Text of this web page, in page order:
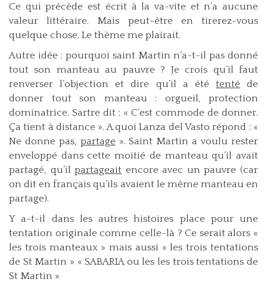
Ce qui précède est écrit à la va-vite et n’a aucune
valeur littéraire. Mais peut-être en tirerez-vous
quelque chose. Le thème me plairait.
Autre idée : pourquoi saint Martin n’a-t-il pas donné
tout son manteau au pauvre ? Je crois qu’il faut
renverser l’objection et dire qu’il a été tentéde
donner tout son manteau : orgueil, protection
dominatrice. Sartre dit : « C’est commode de donner.
Ça tient à distance ». A quoi Lanza del Vasto répond : «
Ne donne pas, partage». Saint Martin a voulu rester
enveloppé dans cette moitié de manteau qu’il avait
partagé, qu’ilpartageait encore avec un pauvre (car
on dit en français qu’ils avaient le même manteau en
partage).
Y a-t-il dans les autres histoires place pour une
tentation originale comme celle-là ? Ce serait alors «
les trois manteaux » mais aussi « les trois tentations
de St Martin » « SABARIA ou les les trois tentations de
St Martin »